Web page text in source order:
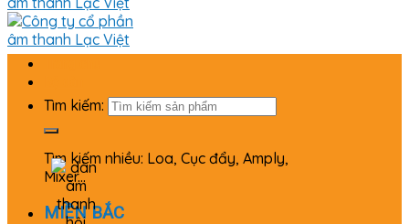
Tìm kiếm:
Tìm kiếm nhiều: Loa, Cục đẩy, Amply,
Mixer...
MIỀN BẮC